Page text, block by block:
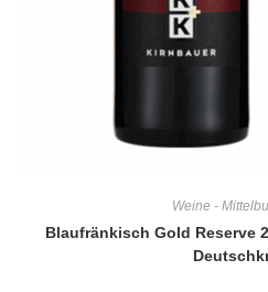
Weine -
Blaufränkisch Gold Reserve